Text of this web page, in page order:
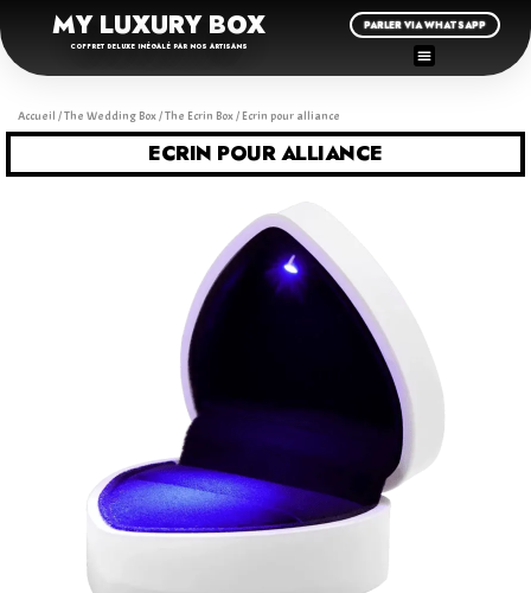
MY LUXURY BOX
COFFRET DELUXE INÉGALÉ PAR NOS ARTISANS
PARLER VIA WHATSAPP
Accueil /The Wedding Box/The Ecrin Box/ Ecrin pour alliance
ECRIN POUR ALLIANCE